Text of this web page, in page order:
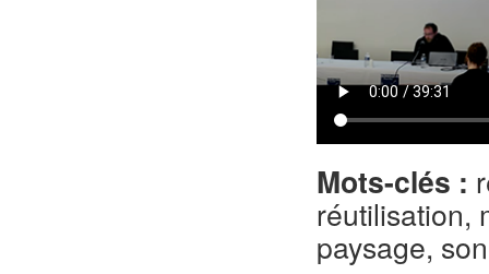
Mots-clés :
réutilisation,
paysage,